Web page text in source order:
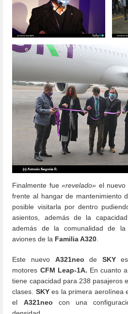
Finalmente fue«revelado» el nuevo
frente al hangar de mantenimiento
posible visitarla por dentro
asientos, además de la
además de la comunalidad de
aviones de la Familia A320.
Este nuevo A321neo de SKY
motores CFM Leap-1A. En cuanto
tiene capacidad para 238 pasajeros
clases. SKYes la primera aerolínea
el A321neo con una